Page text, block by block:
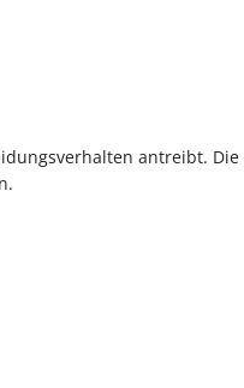
antreibt. Die